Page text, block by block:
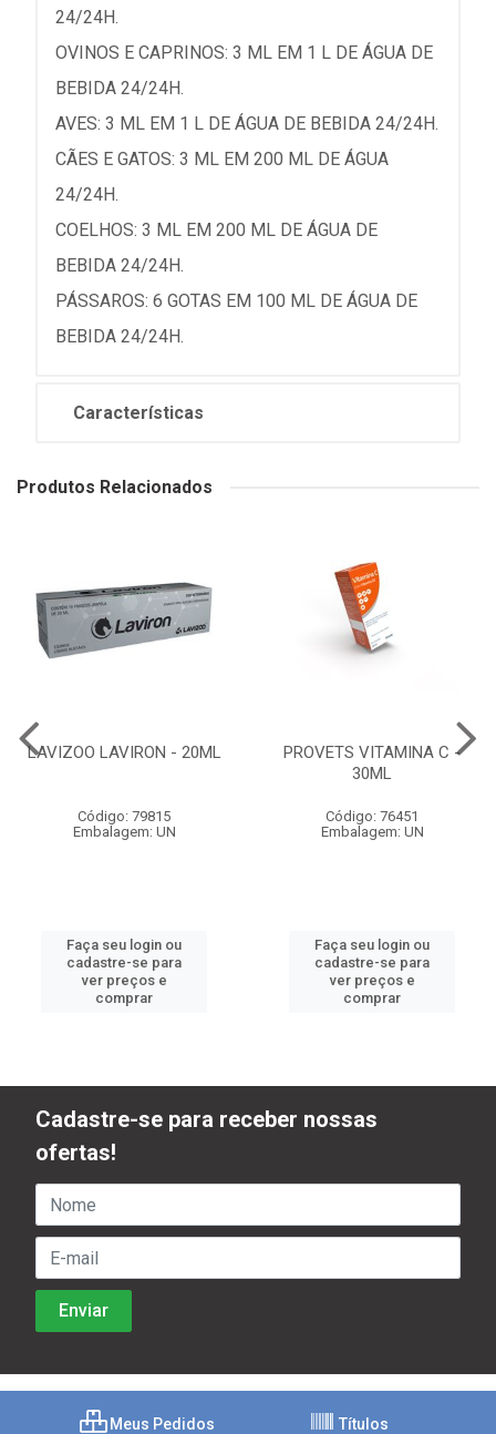
24/24H.
OVINOS E CAPRINOS: 3 ML EM 1 L DE ÁGUA DE
BEBIDA 24/24H.
AVES: 3 ML EM 1 L DE ÁGUA DE BEBIDA 24/24H.
CÃES E GATOS: 3 ML EM 200 ML DE ÁGUA
24/24H.
COELHOS: 3 ML EM 200 ML DE ÁGUA DE
BEBIDA 24/24H.
PÁSSAROS: 6 GOTAS EM 100 ML DE ÁGUA DE
BEBIDA 24/24H.
Características
Produtos Relacionados
LAVIZOO LAVIRON - 20ML
Código: 79815
Embalagem: UN
Faça seu login ou
cadastre-se para
ver preços e
comprar
PROVETS VITAMINA C -
30ML
Código: 76451
Embalagem: UN
Faça seu login ou
cadastre-se para
ver preços e
comprar
Cadastre-se para receber nossas
ofertas!
Meus Pedidos Títulos